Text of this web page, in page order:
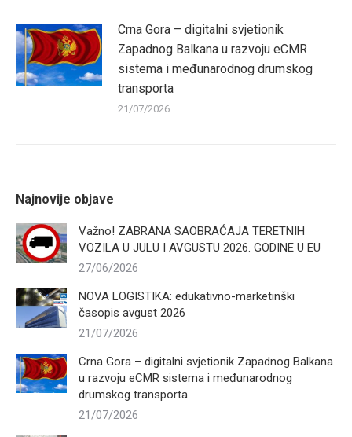
Crna Gora – digitalni svjetionik
Zapadnog Balkana u razvoju eCMR
sistema i međunarodnog drumskog
transporta
21/07/2026
Najnovije objave
Važno! ZABRANA SAOBRAĆAJA TERETNIH
VOZILA U JULU I AVGUSTU 2026. GODINE U EU
27/06/2026
NOVA LOGISTIKA: edukativno-marketinški
časopis avgust 2026
21/07/2026
Crna Gora – digitalni svjetionik Zapadnog Balkana
u razvoju eCMR sistema i međunarodnog
drumskog transporta
21/07/2026